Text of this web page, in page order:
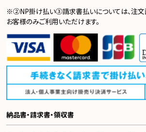
※②NP掛け払い③請求書払いについては、注
お客様のみご利用いただけます。
納品書・請求書・領収書